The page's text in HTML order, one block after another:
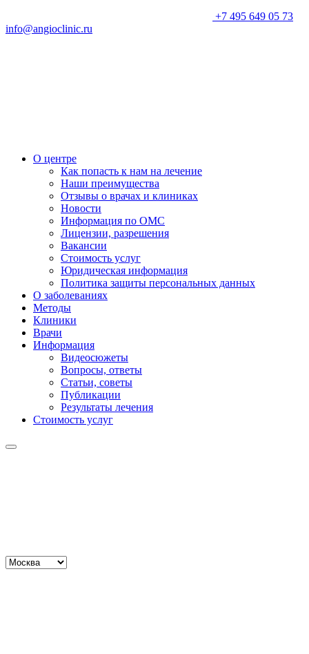
+7 495 649 05 73
info@angioclinic.ru
О центре
Как попасть к нам на лечение
Наши преимущества
Отзывы о врачах и клиниках
Новости
Информация по ОМС
Лицензии, разрешения
Вакансии
Стоимость услуг
Юридическая информация
Политика защиты персональных данных
О заболеваниях
Методы
Клиники
Врачи
Информация
Видеосюжеты
Вопросы, ответы
Статьи, советы
Публикации
Результаты лечения
Стоимость услуг